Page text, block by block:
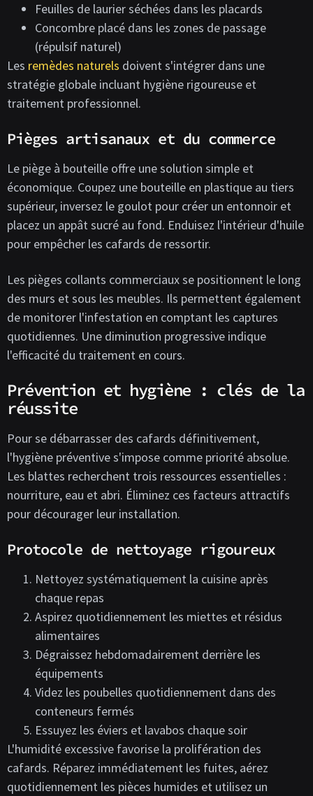
Feuilles de laurier séchées dans les placards
Concombre placé dans les zones de passage
(répulsif naturel)
Les remèdes naturels doivent s'intégrer dans une
stratégie globale incluant hygiène rigoureuse et
traitement professionnel.
Pièges artisanaux et du commerce
Le piège à bouteille offre une solution simple et
économique. Coupez une bouteille en plastique au tiers
supérieur, inversez le goulot pour créer un entonnoir et
placez un appât sucré au fond. Enduisez l'intérieur d'huile
pour empêcher les cafards de ressortir.
Les pièges collants commerciaux se positionnent le long
des murs et sous les meubles. Ils permettent également
de monitorer l'infestation en comptant les captures
quotidiennes. Une diminution progressive indique
l'efficacité du traitement en cours.
Prévention et hygiène : clés de la
réussite
Pour se débarrasser des cafards définitivement,
l'hygiène préventive s'impose comme priorité absolue.
Les blattes recherchent trois ressources essentielles :
nourriture, eau et abri. Éliminez ces facteurs attractifs
pour décourager leur installation.
Protocole de nettoyage rigoureux
Nettoyez systématiquement la cuisine après
chaque repas
Aspirez quotidiennement les miettes et résidus
alimentaires
Dégraissez hebdomadairement derrière les
équipements
Videz les poubelles quotidiennement dans des
conteneurs fermés
Essuyez les éviers et lavabos chaque soir
L'humidité excessive favorise la prolifération des
cafards. Réparez immédiatement les fuites, aérez
quotidiennement les pièces humides et utilisez un